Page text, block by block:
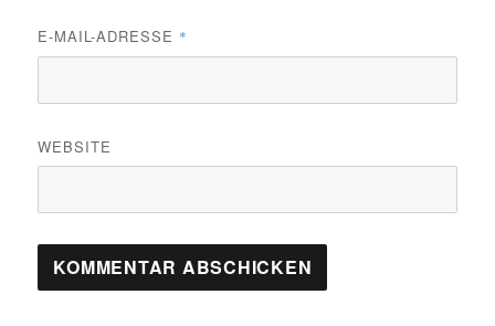
E-MAIL-ADRESSE *
WEBSITE